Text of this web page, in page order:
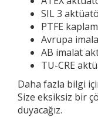
SIL 3
PTFE
Avrupa
AB imalat
TU-CRE
Daha fazla bilgi
Size eksiksiz bir
duyacağız.